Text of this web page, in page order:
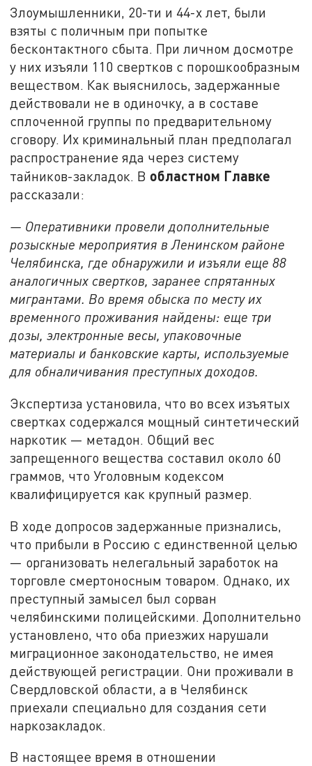
Злоумышленники, 20-ти и 44-х лет, были
взяты с поличным при попытке
бесконтактного сбыта. При личном досмотре
у них изъяли 110 свертков с порошкообразным
веществом. Как выяснилось, задержанные
действовали не в одиночку, а в составе
сплоченной группы по предварительному
сговору. Их криминальный план предполагал
распространение яда через систему
тайников-закладок. В областном Главке
рассказали:
— Оперативники провели дополнительные
розыскные мероприятия в Ленинском районе
Челябинска, где обнаружили и изъяли еще 88
аналогичных свертков, заранее спрятанных
мигрантами. Во время обыска по месту их
временного проживания найдены: еще три
дозы, электронные весы, упаковочные
материалы и банковские карты, используемые
для обналичивания преступных доходов.
Экспертиза установила, что во всех изъятых
свертках содержался мощный синтетический
наркотик — метадон. Общий вес
запрещенного вещества составил около 60
граммов, что Уголовным кодексом
квалифицируется как крупный размер.
В ходе допросов задержанные признались,
что прибыли в Россию с единственной целью
— организовать нелегальный заработок на
торговле смертоносным товаром. Однако, их
преступный замысел был сорван
челябинскими полицейскими. Дополнительно
установлено, что оба приезжих нарушали
миграционное законодательство, не имея
действующей регистрации. Они проживали в
Свердловской области, а в Челябинск
приехали специально для создания сети
наркозакладок.
В настоящее время в отношении